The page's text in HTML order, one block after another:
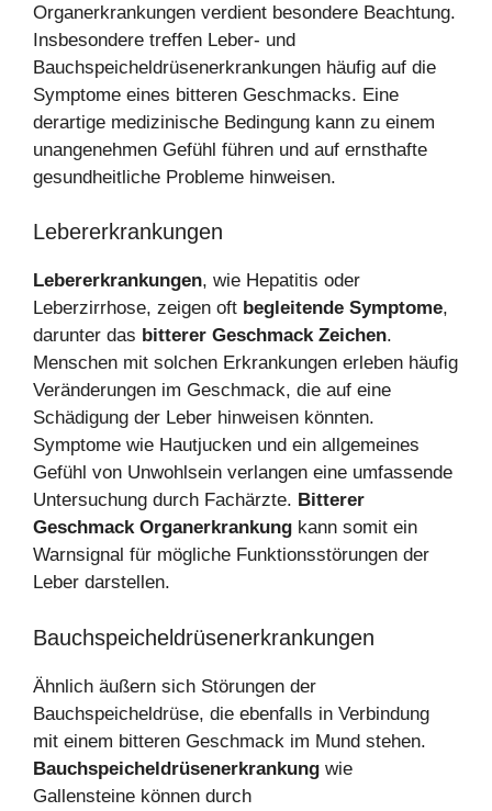
Organerkrankungen verdient besondere Beachtung.
Insbesondere treffen Leber- und
Bauchspeicheldrüsenerkrankungen häufig auf die
Symptome eines bitteren Geschmacks. Eine
derartige medizinische Bedingung kann zu einem
unangenehmen Gefühl führen und auf ernsthafte
gesundheitliche Probleme hinweisen.
Lebererkrankungen
Lebererkrankungen, wie Hepatitis oder
Leberzirrhose, zeigen oft begleitende Symptome,
darunter das bitterer Geschmack Zeichen.
Menschen mit solchen Erkrankungen erleben häufig
Veränderungen im Geschmack, die auf eine
Schädigung der Leber hinweisen könnten.
Symptome wie Hautjucken und ein allgemeines
Gefühl von Unwohlsein verlangen eine umfassende
Untersuchung durch Fachärzte. Bitterer
Geschmack Organerkrankung kann somit ein
Warnsignal für mögliche Funktionsstörungen der
Leber darstellen.
Bauchspeicheldrüsenerkrankungen
Ähnlich äußern sich Störungen der
Bauchspeicheldrüse, die ebenfalls in Verbindung
mit einem bitteren Geschmack im Mund stehen.
Bauchspeicheldrüsenerkrankung wie
Gallensteine können durch